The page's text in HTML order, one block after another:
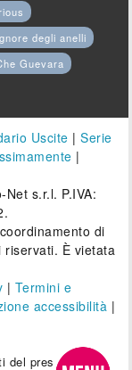
degli anelli
Guevara
Uscite |Serie
|
s.r.l. P.IVA:
di
riservati. È vietata
| Termini e
accessibilità |
del presente sito